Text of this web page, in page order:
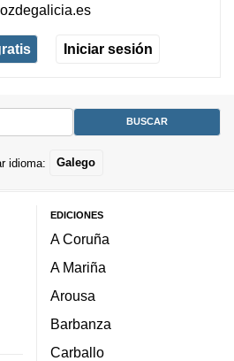
Iniciar sesión
idioma: Galego
EDICIONES
A Coruña
A Mariña
Arousa
Barbanza
Carballo